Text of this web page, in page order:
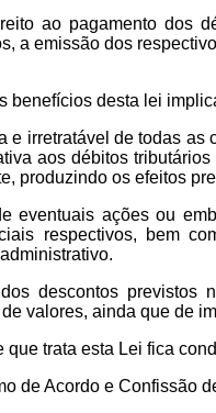
ao pagamento dos
a emissão dos
benefícios desta lei
e irretratável de todas
aos débitos
produzindo os efeitos
eventuais ações ou
respectivos, bem
descontos previstos
valores, ainda que de
que trata esta Lei fica
de Acordo e Confissão